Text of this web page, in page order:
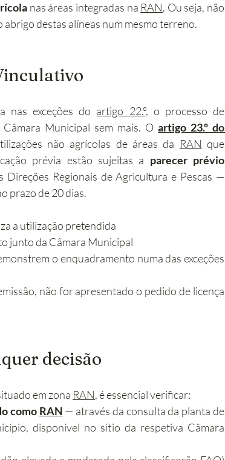
nas áreas integradas na RAN. Ou seja, não
destas alíneas num mesmo terreno.
nas exceções do artigo 22.º, o processo de
Municipal sem mais. O artigo 23.º do
não agrícolas de áreas da RAN que
prévia estão sujeitas a parecer prévio
Direções Regionais de Agricultura e Pescas —
prazo de 20 dias.
a utilização pretendida
junto da Câmara Municipal
o enquadramento numa das exceções
não for apresentado o pedido de licença
decisão
em zona RAN, é essencial verificar:
como RAN — através da consulta da planta de
disponível no sítio da respetiva Câmara